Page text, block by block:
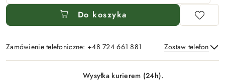
Do koszyka
Zamówienie telefoniczne: +48 724 661 881 Zostaw telefon
Wysyłka kurierem (24h).